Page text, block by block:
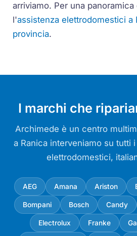
arriviamo. Per una
l'assistenza elettrodomestici a
provincia.
I marchi che
Archimede è un centro
a Ranica interveniamo su tutti
elettrodomestici,
AEG Amana Ariston
Bompani Bosch Candy
Electrolux Franke